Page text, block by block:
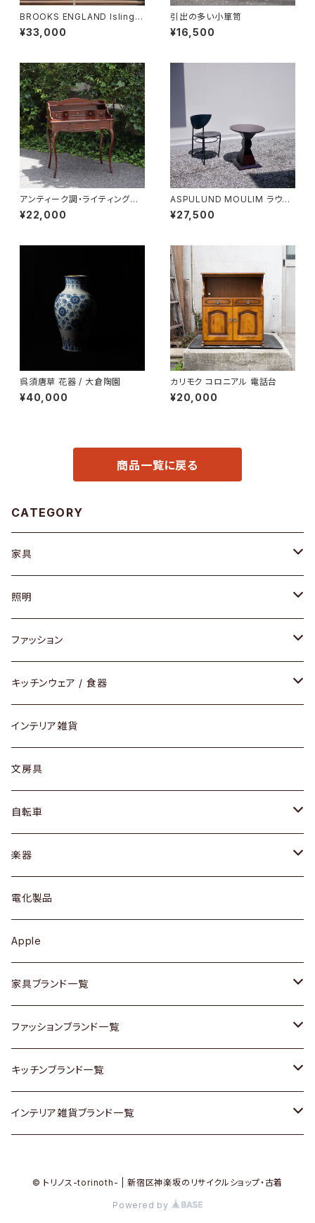
BROOKS ENGLAND Islingto
n Rucksack
¥33,000
引出の多い小箪笥
¥16,500
アンティーク調・ライティングデ
スク
¥22,000
ASPULUND MOULIM ラウン
ドテーブル
¥27,500
呉須唐草 花器 / 大倉陶園
¥40,000
カリモク コロニアル 電話台
¥20,000
商品一覧に戻る
CATEGORY
家具
ソファ / ベンチ
チェア / スツール
ダイニングセット / ダイニングテーブル
ローテーブル / サイドテーブル
デスク / コンソール
ドレッサー
シェルフ
キュリオケース / 飾り棚
カップボード / 食器棚
チェスト
その他家具
Vintageヴィンテージ / Antiqueアンティーク
Designers / デザイナーズ
照明
ペンダントライト
テーブルランプ / デスクスタンド
フロアライト
ファッション
アクセサリー
リング
ピアス / イヤリング
財布
バッグ
アウター
トップス
ワンピース
ボトムス
靴
スカーフ
腕時計
Vintage / ヴィンテージ
キッチンウェア / 食器
グラス / タンブラー
カップ / マグ
プレート / ボウル
カトラリー
ケトル / ティーポット
鍋 / フライパン
Vintage / ヴィンテージ
銀製品
和物 / 作家物
その他キッチン雑貨
インテリア雑貨
文房具
自転車
dahon
楽器
ギター
ベース
その他楽器
電化製品
Apple
家具ブランド一覧
ACME Furniture / アクメ ファニチャー
ACTUS / アクタス
arflex / アルフレックス
ファッションブランド一覧
agnes b / アニエス ベー
BALLY / バリー
キッチンブランド一覧
ARABIA / アラビア
インテリア雑貨ブランド一覧
© トリノス-torinoth- | 新宿区神楽坂のリサイクルショップ・古着
Powered by